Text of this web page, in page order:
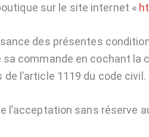
sur le site internet «
des présentes
commande en cochant la
l’article 1119 du code civil.
l’acceptation sans réserve